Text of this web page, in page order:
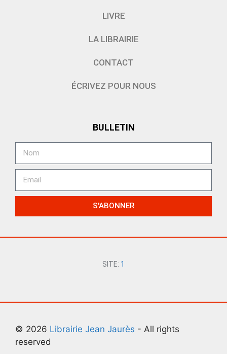
LIVRE
LA LIBRAIRIE
CONTACT
ÉCRIVEZ POUR NOUS
BULLETIN
S'ABONNER
SITE: 1
© 2026 Librairie Jean Jaurès - All rights
reserved